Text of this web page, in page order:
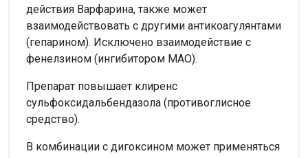
действия Варфарина, также может
взаимодействовать с другими антикоагулянтами
(гепарином). Исключено взаимодействие с
фенелзином (ингибитором МАО).
Препарат повышает клиренс
сульфоксидальбендазола (противоглисное
средство).
В комбинации с дигоксином может применяться